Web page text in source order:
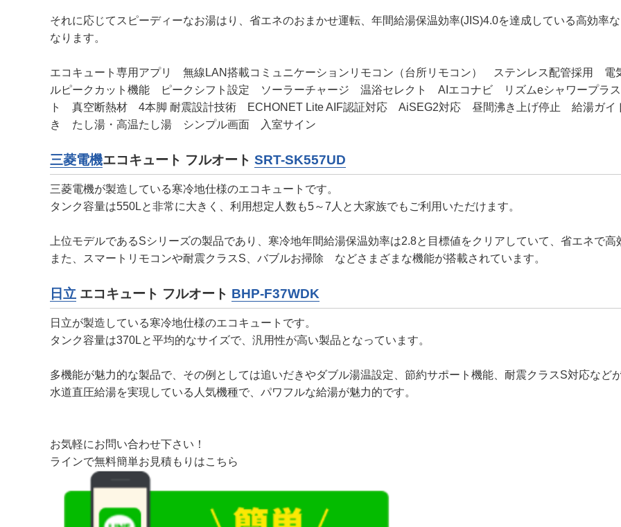
それに応じてスピーディーなお湯はり、省エネのおまかせ運転、年間給湯保温効率(JIS)4.0を達成している高効率
なります。
エコキュート専用アプリ 無線LAN搭載コミュニケーションリモコン（台所リモコン） ステンレス配管採用
ルピークカット機能 ピークシフト設定 ソーラーチャージ 温浴セレクト AIエコナビ リズムeシャワープ
ト 真空断熱材 4本脚 耐震設計技術 ECHONET Lite AIF認証対応 AiSEG2対応 昼間沸き上げ停止 給湯ガ
き たし湯・高温たし湯 シンプル画面 入室サイン
三菱電機エコキュート フルオート SRT-SK557UD
三菱電機が製造している寒冷地仕様のエコキュートです。
タンク容量は550Lと非常に大きく、利用想定人数も5～7人と大家族でもご利用いただけます。
上位モデルであるSシリーズの製品であり、寒冷地年間給湯保温効率は2.8と目標値をクリアしていて、省エネで高
また、スマートリモコンや耐震クラスS、バブルお掃除 などさまざまな機能が搭載されています。
日立 エコキュート フルオート BHP-F37WDK
日立が製造している寒冷地仕様のエコキュートです。
タンク容量は370Lと平均的なサイズで、汎用性が高い製品となっています。
多機能が魅力的な製品で、その例としては追いだきやダブル湯温設定、節約サポート機能、耐震クラスS対応など
水道直圧給湯を実現している人気機種で、パワフルな給湯が魅力的です。
お気軽にお問い合わせ下さい！
ラインで無料簡単お見積もりはこちら